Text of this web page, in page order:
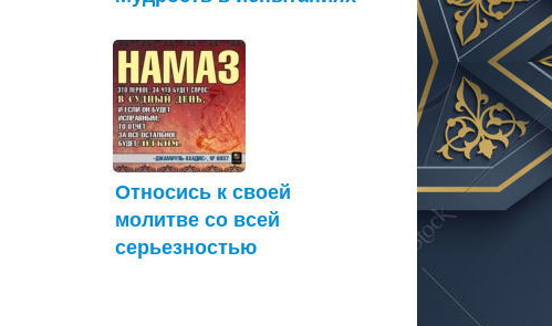
Относись к своей
молитве со всей
серьезностью